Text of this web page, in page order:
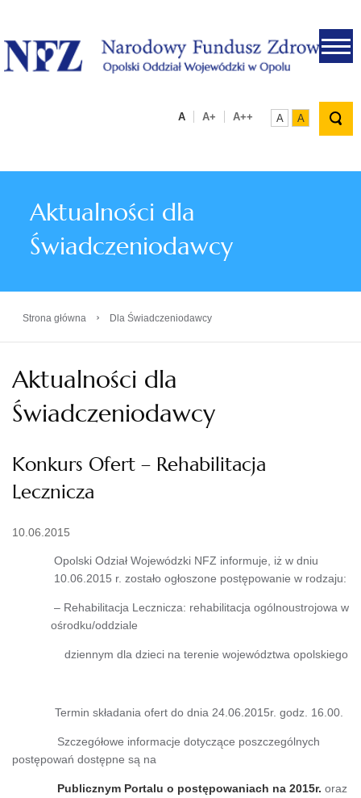
.
A A+ A++ A A
Aktualności dla
Świadczeniodawcy
Strona główna › Dla Świadczeniodawcy
Aktualności dla
Świadczeniodawcy
Konkurs Ofert – Rehabilitacja
Lecznicza
10.06.2015
Opolski Odział Wojewódzki NFZ informuje, iż w dniu
10.06.2015 r. zostało ogłoszone postępowanie w rodzaju:
– Rehabilitacja Lecznicza: rehabilitacja ogólnoustrojowa w
ośrodku/oddziale
dziennym dla dzieci na terenie województwa opolskiego
Termin składania ofert do dnia 24.06.2015r. godz. 16.00.
Szczegółowe informacje dotyczące poszczególnych
postępowań dostępne są na
Publicznym Portalu o postępowaniach na 2015r. oraz